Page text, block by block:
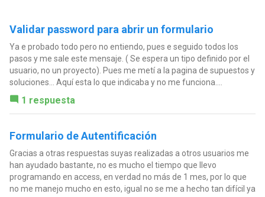
Validar password para abrir un formulario
Ya e probado todo pero no entiendo, pues e seguido todos los
pasos y me sale este mensaje. ( Se espera un tipo definido por el
usuario, no un proyecto). Pues me metí a la pagina de supuestos y
soluciones... Aquí esta lo que indicaba y no me funciona....
1 respuesta
Formulario de Autentificación
Gracias a otras respuestas suyas realizadas a otros usuarios me
han ayudado bastante, no es mucho el tiempo que llevo
programando en access, en verdad no más de 1 mes, por lo que
no me manejo mucho en esto, igual no se me a hecho tan difícil ya